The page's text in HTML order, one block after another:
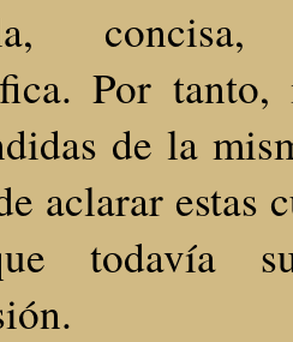
Por tanto,
de la
aclarar estas
todavía